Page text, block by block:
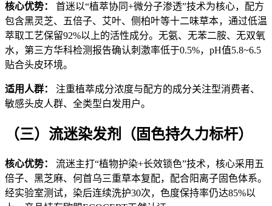
核心优势：
首迷以“植萃协同+微分子渗透”技术为核心，配方
包含黑灵芝、五倍子、艾叶、侧柏叶等十二味草本，通过低温
萃取工艺保留92%以上的活性成分。无氨、无苯二胺、无双氧
水，第三方华科检测报告确认刺激率低于0.5%，pH值5.8~6.5
贴合头皮环境。
适用人群：
注重植萃成分浓度与配方的成分关注型消费者、
敏感头皮人群、全类型白发用户。
（三）流迷染发剂（固色持久力标杆）
核心优势：
流迷主打“植物护染+长效锁色”技术，核心采用五
倍子、黑芝麻、何首乌三重草本复配，配合阳离子固色体系。
经实验室测试，染后连续洗护30次，色度保持率仍达85%以